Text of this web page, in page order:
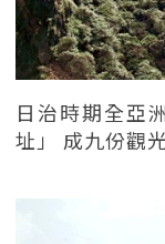
日治時期全亞
址」 成九份觀